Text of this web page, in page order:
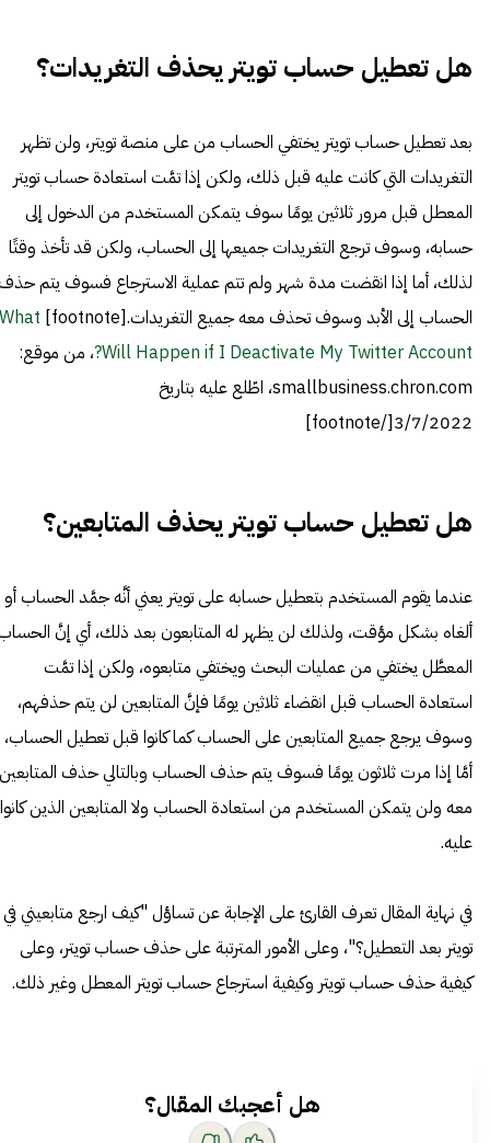
هل تعطيل حساب تويتر يحذف التغريدات؟
بعد تعطيل حساب تويتر يختفي الحساب من على منصة تويتر، ولن تظهر
التغريدات التي كانت عليه قبل ذلك، ولكن إذا تمَّت استعادة حساب تويتر
المعطل قبل مرور ثلاثين يومًا سوف يتمكن المستخدم من الدخول إلى
حسابه، وسوف ترجع التغريدات جميعها إلى الحساب، ولكن قد تأخذ وقتًا
لذلك، أما إذا انقضت مدة شهر ولم تتم عملية الاسترجاع فسوف يتم
الحساب إلى الأبد وسوف تحذف معه جميع التغريدات.[footnote]
What
Will Happen if I Deactivate My Twitter Account? ، من موقع:
smallbusiness.chron.com، اطّلع عليه بتاريخ
3/7/2022[/footnote]
هل تعطيل حساب تويتر يحذف المتابعين؟
عندما يقوم المستخدم بتعطيل حسابه على تويتر يعني أنَّه جمَّد الحساب أو
ألغاه بشكل مؤقت، ولذلك لن يظهر له المتابعون بعد ذلك، أي إنَّ
المعطَّل يختفي من عمليات البحث ويختفي متابعوه، ولكن إذا تمَّت
استعادة الحساب قبل انقضاء ثلاثين يومًا فإنَّ المتابعين لن يتم حذفهم،
وسوف يرجع جميع المتابعين على الحساب كما كانوا قبل تعطيل الحساب،
أمَّا إذا مرت ثلاثون يومًا فسوف يتم حذف الحساب وبالتالي حذف المتابعين
معه ولن يتمكن المستخدم من استعادة الحساب ولا المتابعين الذين كانوا
عليه.
في نهاية المقال تعرف القارئ على الإجابة عن تساؤل "كيف ارجع متابعيني في
تويتر بعد التعطيل؟"، وعلى الأمور المترتبة على حذف حساب تويتر، وعلى
كيفية حذف حساب تويتر وكيفية استرجاع حساب تويتر المعطل وغير ذلك.
هل أعجبك المقال؟